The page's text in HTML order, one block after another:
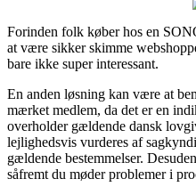
Forinden folk køber hos en
at være sikker skimme
bare ikke super interessant.
En anden løsning kan være at
mærket medlem, da det er en
overholder gældende dansk
lejlighedsvis vurderes af
gældende bestemmelser.
såfremt du møder problemer i